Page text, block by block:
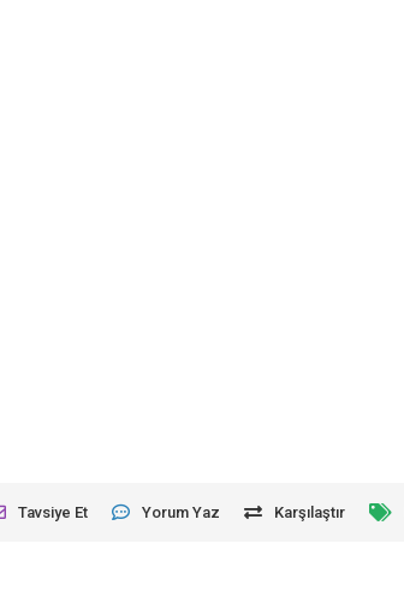
Tavsiye Et Yorum Yaz Karşılaştır